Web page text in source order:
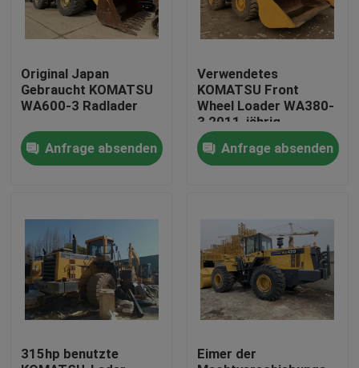
Haus
Produkte
Über uns
Original Japan
Gebraucht KOMATSU
WA600-3 Radlader
Anfrage absenden
Verwendetes
KOMATSU Front
Wheel Loader WA380-
3 2011-jährig
Anfrage absenden
315hp benutzte
Eimer der